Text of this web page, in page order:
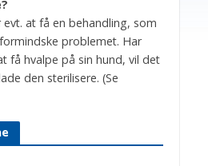
at få en behandling, som
problemet. Har
få hvalpe på sin hund, vil det
den sterilisere. (Se